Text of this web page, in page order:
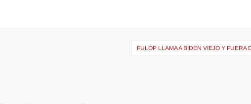
FULOP LLAMA A BIDEN VIEJO Y